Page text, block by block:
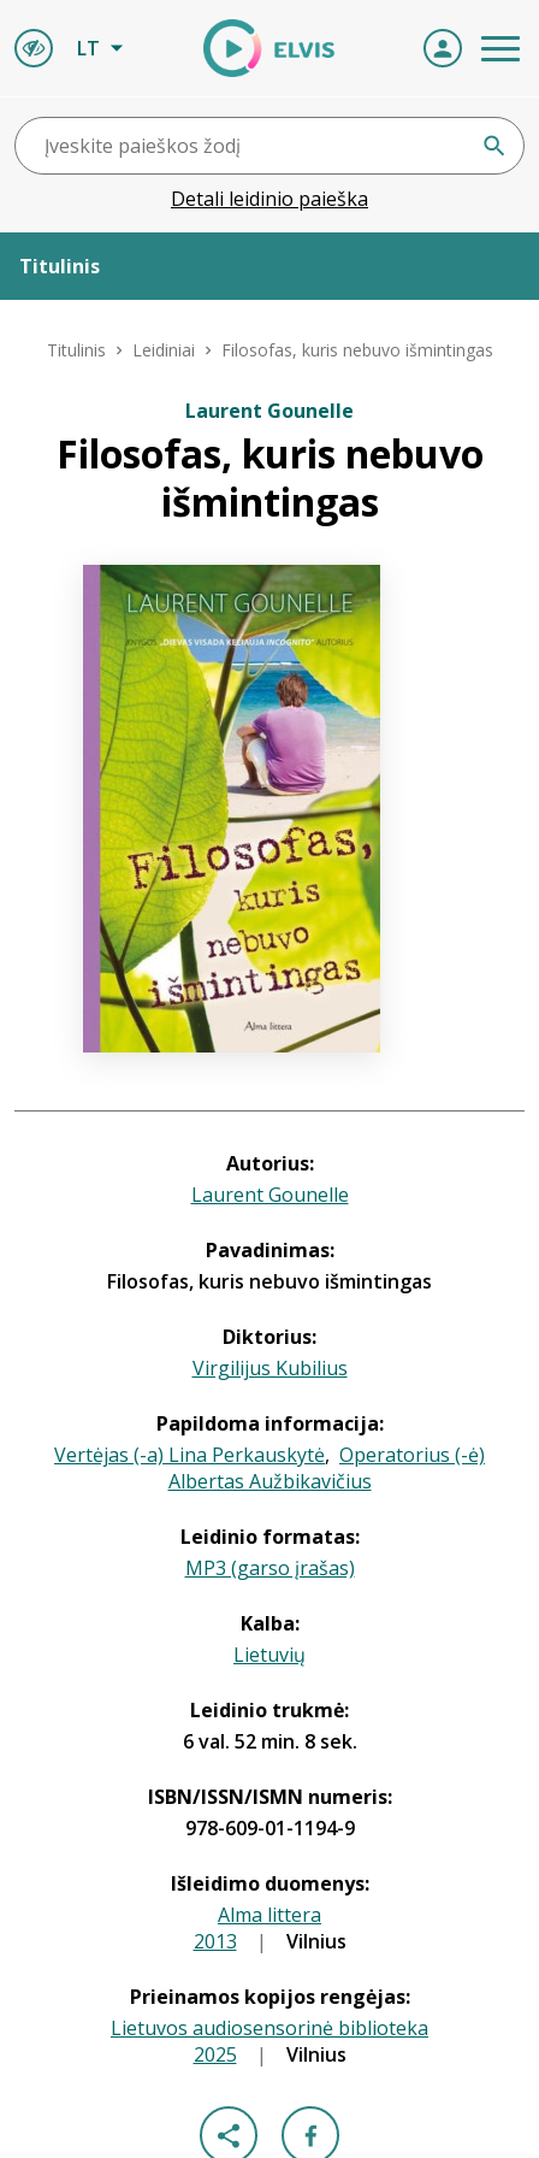
LT
Detali leidinio paieška
Titulinis
ELVIS atvyksta
Bibliotekoms
info@elvislab.lt
Titulinis Leidiniai Filosofas, kuris nebuvo išmintingas
Laurent Gounelle
Filosofas, kuris nebuvo
išmintingas
Autorius:
Laurent Gounelle
Pavadinimas:
Filosofas, kuris nebuvo išmintingas
Diktorius:
Virgilijus Kubilius
Papildoma informacija:
Vertėjas (-a) Lina Perkauskytė, Operatorius (-ė)
Albertas Aužbikavičius
Leidinio formatas:
MP3 (garso įrašas)
Kalba:
Lietuvių
Leidinio trukmė:
6 val. 52 min. 8 sek.
ISBN/ISSN/ISMN numeris:
978-609-01-1194-9
Išleidimo duomenys:
Alma littera
2013 | Vilnius
Prieinamos kopijos rengėjas:
Lietuvos audiosensorinė biblioteka
2025 | Vilnius